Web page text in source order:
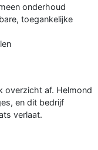
onderhoud
toegankelijke
overzicht af. Helmond
en dit bedrijf
verlaat.